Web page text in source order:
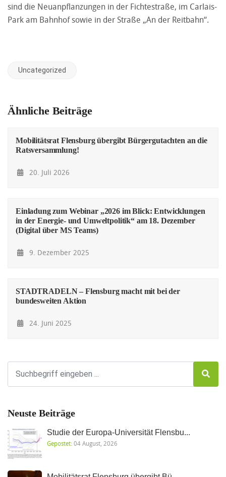
sind die Neuanpflanzungen in der Fichtestraße, im Carlais-
Park am Bahnhof sowie in der Straße „An der Reitbahn“.
Uncategorized
Ähnliche Beiträge
Mobilitätsrat Flensburg übergibt Bürgergutachten an die
Ratsversammlung!
20. Juli 2026
Einladung zum Webinar „2026 im Blick: Entwicklungen
in der Energie- und Umweltpolitik“ am 18. Dezember
(Digital über MS Teams)
9. Dezember 2025
STADTRADELN – Flensburg macht mit bei der
bundesweiten Aktion
24. Juni 2025
Neuste Beiträge
Studie der Europa-Universität Flensbu...
Gepostet:04 August, 2026